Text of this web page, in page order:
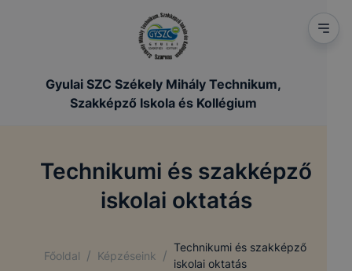
Gyulai SZC Székely Mihály Technikum,
Szakképző Iskola és Kollégium
Technikumi és szakképző
iskolai oktatás
Főoldal / Képzéseink /
Technikumi és szakképző
iskolai oktatás